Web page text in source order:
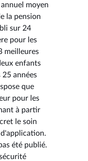
moyen
la pension
sur 24
pour les
meilleures
enfants
25 années
que
pour les
à partir
le soin
été publié.